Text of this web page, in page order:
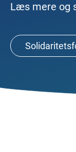
Læs mere og